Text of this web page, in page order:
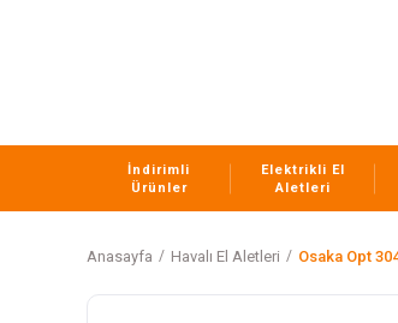
İndirimli
Ürünler
Elektrikli El
Aletleri
Anasayfa Havalı El Aletleri Osaka Opt